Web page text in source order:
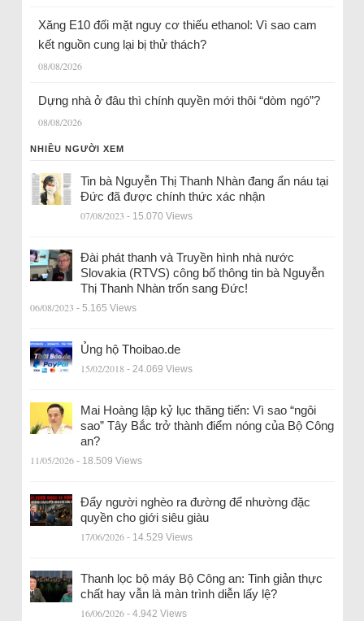
Xăng E10 đối mặt nguy cơ thiếu ethanol: Vì sao cam
kết nguồn cung lại bị thử thách?
08/08/2026
Dựng nhà ở đâu thì chính quyền mới thôi “dòm ngó”?
08/08/2026
NHIỀU NGƯỜI XEM
Tin bà Nguyễn Thị Thanh Nhàn đang ẩn náu tại
Đức đã được chính thức xác nhận
07/08/2023 - 15.070 Views
Đài phát thanh và Truyền hình nhà nước
Slovakia (RTVS) công bố thông tin bà Nguyễn
Thị Thanh Nhàn trốn sang Đức!
06/08/2023 - 5.165 Views
Ủng hộ Thoibao.de
15/02/2018 - 24.069 Views
Mai Hoàng lập kỷ lục thăng tiến: Vì sao “ngôi
sao” Tây Bắc trở thành điểm nóng của Bộ Công
an?
11/05/2026 - 18.509 Views
Đẩy người nghèo ra đường để nhường đặc
quyền cho giới siêu giàu
17/06/2026 - 14.529 Views
Thanh lọc bộ máy Bộ Công an: Tinh giản thực
chất hay vẫn là màn trình diễn lấy lệ?
16/06/2026 - 4.942 Views